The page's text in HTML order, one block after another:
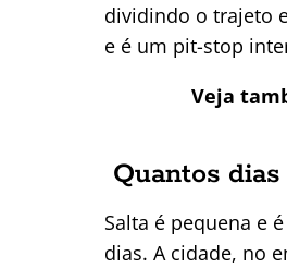
dividindo o trajeto
e é um pit-stop
Veja
Quantos
Salta é pequena e
dias. A cidade, no